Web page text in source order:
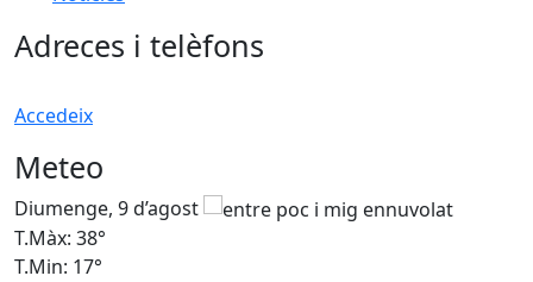
Adreces i telèfons
Accedeix
Meteo
Diumenge, 9 d’agost
T.Màx: 38°
T.Min: 17°